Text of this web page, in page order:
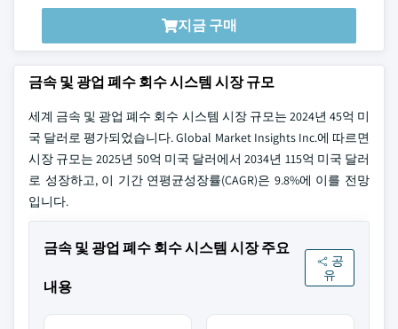
지금 구매
금속 및 광업 폐수 회수 시스템 시장 규모
세계 금속 및 광업 폐수 회수 시스템 시장 규모는 2024년 45억 미
국 달러로 평가되었습니다. Global Market Insights Inc.에 따르면
시장 규모는 2025년 50억 미국 달러에서 2034년 115억 미국 달러
로 성장하고, 이 기간 연평균성장률(CAGR)은 9.8%에 이를 전망
입니다.
금속 및 광업 폐수 회수 시스템 시장 주요
내용
공
유